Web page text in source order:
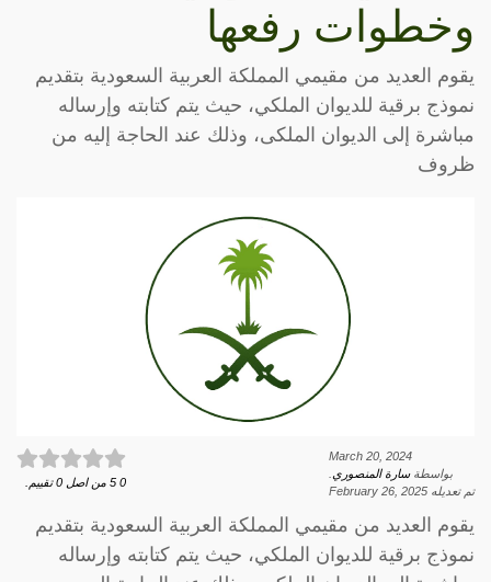
وخطوات رفعها
يقوم العديد من مقيمي المملكة العربية السعودية بتقديم
نموذج برقية للديوان الملكي، حيث يتم كتابته وإرساله
مباشرة إلى الديوان الملكى، وذلك عند الحاجة إليه من
ظروف
March 20, 2024
بواسطةسارة المنصوري
تم تعديله February 26, 2025
0
5 من اصل 0 تقييم.
يقوم العديد من مقيمي المملكة العربية السعودية بتقديم
نموذج برقية للديوان الملكي، حيث يتم كتابته وإرساله